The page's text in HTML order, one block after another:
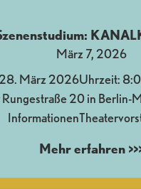
März 7, 2026
März 2026Uhrzeit:
Rungestraße 20 in Berlin-
Mehr erfahren